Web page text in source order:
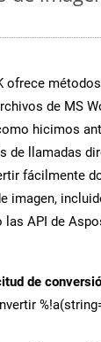
ofrece
de MS
hicimos
de llamadas
fácilmente
imagen,
las API de
de